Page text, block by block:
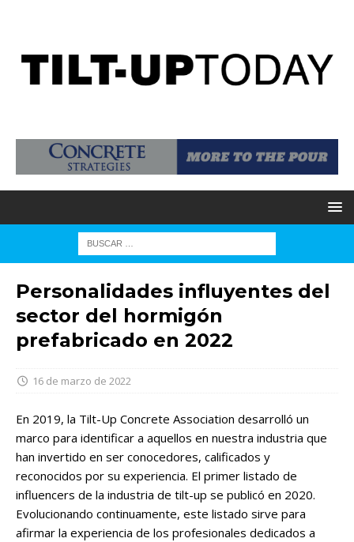
Personalidades influyentes del
sector del hormigón
prefabricado en 2022
16 de marzo de 2022
En 2019, la Tilt-Up Concrete Association desarrolló un
marco para identificar a aquellos en nuestra industria que
han invertido en ser conocedores, calificados y
reconocidos por su experiencia. El primer listado de
influencers de la industria de tilt-up se publicó en 2020.
Evolucionando continuamente, este listado sirve para
afirmar la experiencia de los profesionales dedicados a